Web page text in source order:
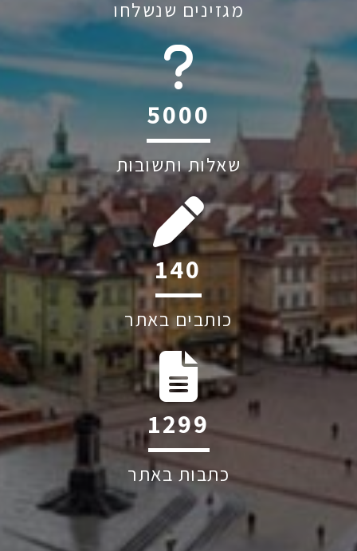
מגזינים שנשלחו
6045
שאלות ותשובות
204
כותבים באתר
1895
כתבות באתר